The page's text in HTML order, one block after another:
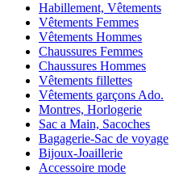
Habillement, Vêtements
Vêtements Femmes
Vêtements Hommes
Chaussures Femmes
Chaussures Hommes
Vêtements fillettes
Vêtements garçons Ado.
Montres, Horlogerie
Sac a Main, Sacoches
Bagagerie-Sac de voyage
Bijoux-Joaillerie
Accessoire mode